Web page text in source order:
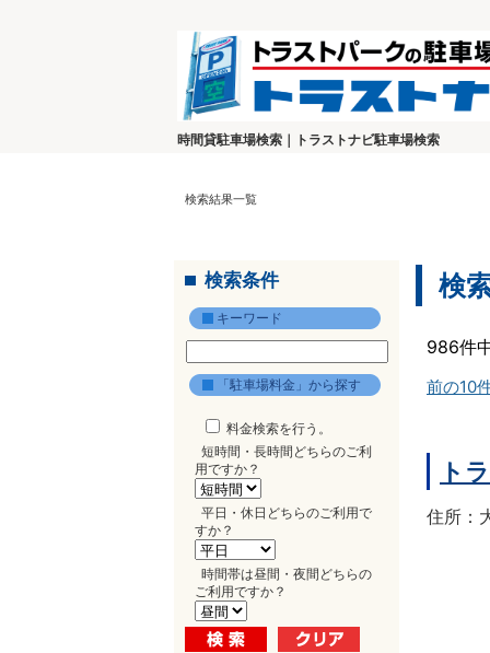
時間貸駐車場検索｜トラストナビ駐車場検索
検索結果一覧
検索条件
キーワード
「駐車場料金」から探す
料金検索を行う。
短時間・長時間どちらのご利
用ですか？
平日・休日どちらのご利用で
すか？
時間帯は昼間・夜間どちらの
ご利用ですか？
検
986件
前の10
ト
住所：